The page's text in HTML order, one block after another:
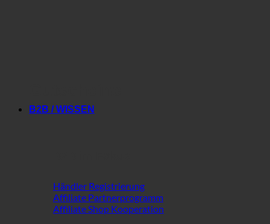
B2B / WISSEN
Händler Registrierung
Affiliate Partnerprogramm
Affiliate Shop Kooperation